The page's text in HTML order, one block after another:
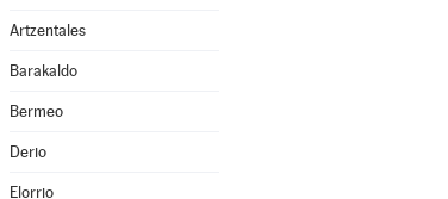
Artzentales
Barakaldo
Bermeo
Derio
Elorrio